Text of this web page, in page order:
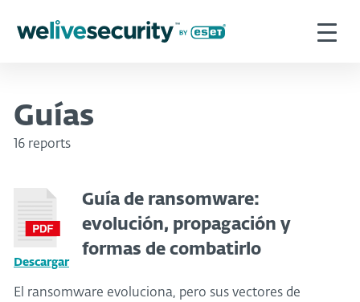
Guías
16 reports
Descargar
Guía de ransomware:
evolución, propagación y
formas de combatirlo
El ransomware evoluciona, pero sus vectores de